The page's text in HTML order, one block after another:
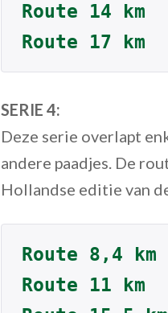
Route 14 km
Route 17 km
SERIE 4:
Deze serie overlapt
andere paadjes. De
Hollandse editie van
Route 8,4 km
Route 11 km